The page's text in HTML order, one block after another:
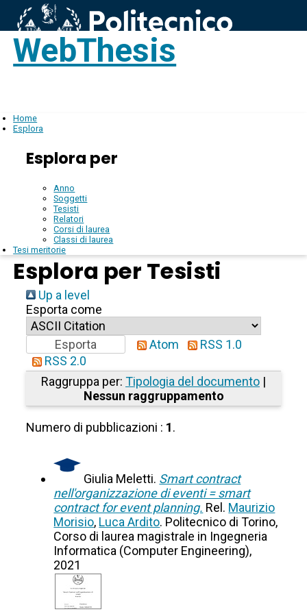
WebThesis
Home
Esplora
Esplora per
Anno
Soggetti
Tesisti
Relatori
Corsi di laurea
Classi di laurea
Tesi meritorie
Esplora per Tesisti
Up a level
Esporta come
Atom
RSS 1.0
RSS 2.0
Raggruppa per: Tipologia del documento |
Nessun raggruppamento
Numero di pubblicazioni : 1.
Giulia Meletti. Smart contract
nell'organizzazione di eventi = smart
contract for event planning. Rel. Maurizio
Morisio, Luca Ardito. Politecnico di Torino,
Corso di laurea magistrale in Ingegneria
Informatica (Computer Engineering),
2021